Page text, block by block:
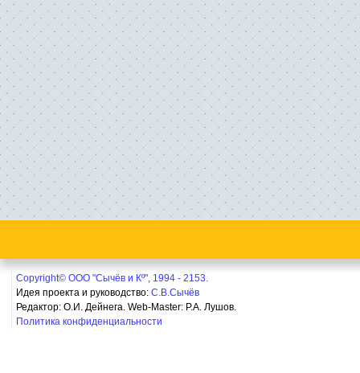
Copyright© ООО "Сычёв и Кº", 1994 - 2153.
Идея проекта и руководство: С.В.Сычёв
Редактор: О.И. Дейнега. Web-Master: Р.А. Лушов.
Политика конфиденциальности